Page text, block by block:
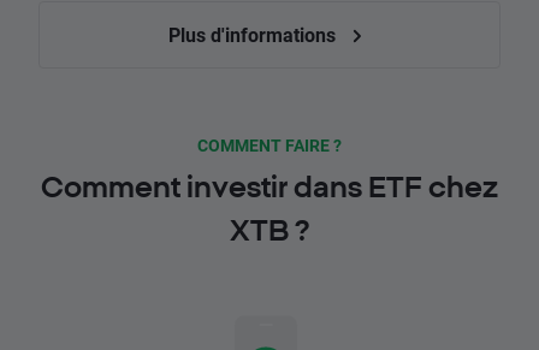
Plus d'informations
COMMENT FAIRE ?
Comment investir dans ETF chez
XTB ?